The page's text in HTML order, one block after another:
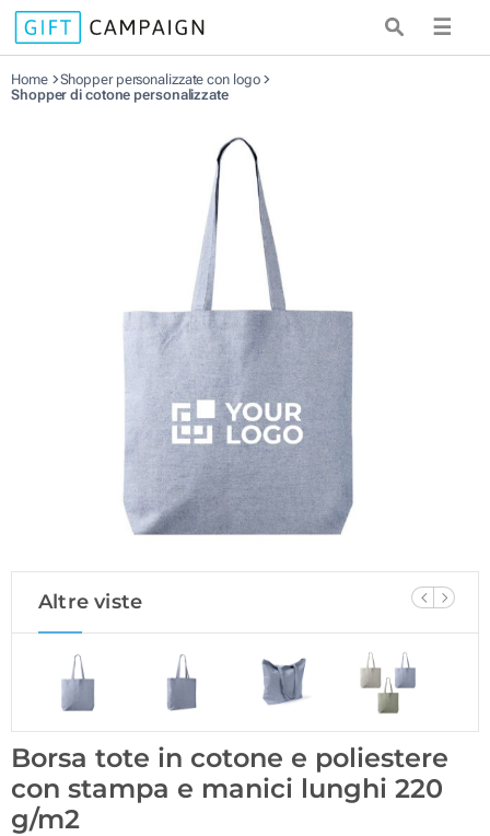
☰
Home
Shopper personalizzate con logo
Shopper di cotone personalizzate
Altre viste
Borsa tote in cotone e poliestere
con stampa e manici lunghi 220
g/m2